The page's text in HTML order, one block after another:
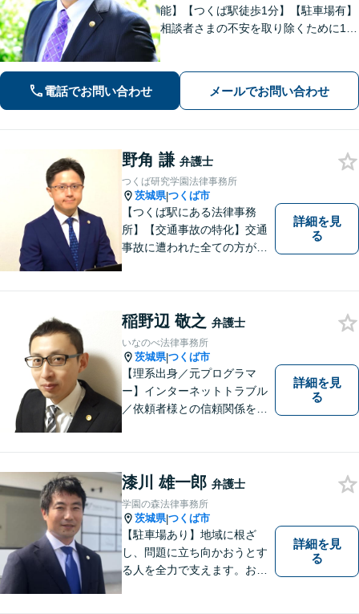
能】【つくば駅徒歩1分】【駐車場有】
相談者さまの不安を取り除くために1件
することを心がけています。まずはお
気軽にお問い合わせください。
電話でお問い合わせ メールでお問い合わせ
野角 謙 弁護士
つくば研究学園法律事務所
茨城県|つくば市
【つくば駅にある法律事務
所】【交通事故の特化】交通
事故に遭われた全ての方が適
ニケーションを大切にし、最
善の解決へと導きます。
詳細を見
る
稲野辺 敬之 弁護士
いなのべ法律事務所
茨城県|つくば市
【理系出身／元プログラマ
ー】インターネットトラブル
／依頼者様との信頼関係を第
詳細を見
る
漆川 雄一郎 弁護士
学園の森法律事務所
茨城県|つくば市
【駐車場あり】地域に根ざ
し、問題に立ち向かおうとす
る人を全力で支えます。お困
詳細を見
る